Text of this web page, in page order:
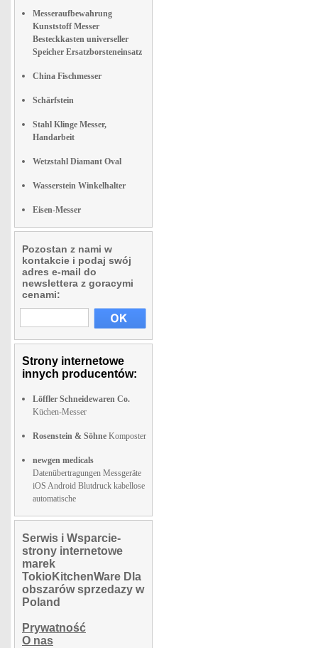
Messeraufbewahrung
Kunststoff Messer
Besteckkasten universeller
Speicher Ersatzborsteneinsatz
China Fischmesser
Schärfstein
Stahl Klinge Messer,
Handarbeit
Wetzstahl Diamant Oval
Wasserstein Winkelhalter
Eisen-Messer
Pozostan z nami w
kontakcie i podaj swój
adres e-mail do
newslettera z goracymi
cenami:
Strony internetowe
innych producentów:
Löffler Schneidewaren Co.
Küchen-Messer
Rosenstein & Söhne Komposter
newgen medicals
Datenübertragungen Messgeräte
iOS Android Blutdruck kabellose
automatische
Serwis i Wsparcie-
strony internetowe
marek
TokioKitchenWare Dla
obszarów sprzedazy w
Poland
Prywatność
O nas